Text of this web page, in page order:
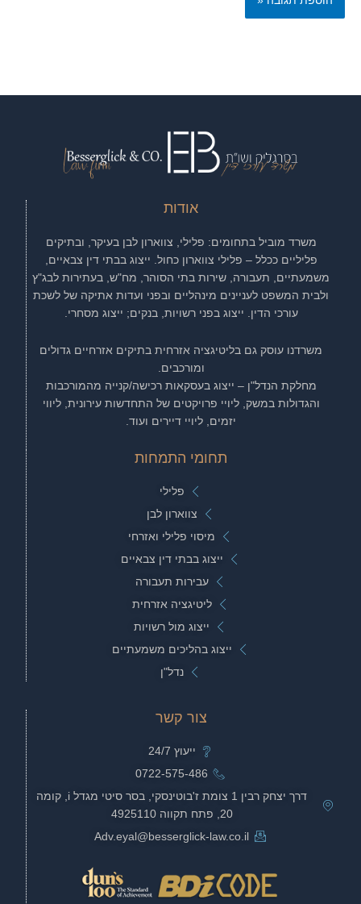
אודות
משרד מוביל בתחומים: פלילי, צווארון לבן בעיקר, ובתיקים
פליליים ככלל – פלילי צווארון כחול. ייצוג בבתי דין צבאיים,
משמעתיים, תעבורה, שירות בתי הסוהר, מח"ש, בעתירות לבג"ץ
ולבית המשפט לעניינים מינהליים ובפני ועדות אתיקה של לשכת
עורכי הדין. ייצוג בפני רשויות, בנקים; ייצוג מסחרי.
משרדנו עוסק גם בליטיגציה אזרחית בתיקים אזרחיים גדולים
ומורכבים.
מחלקת הנדל"ן – ייצוג בעסקאות רכישה/קנייה מהמורכבות
והגדולות במשק, ליויי פרויקטים של התחדשות עירונית, ליווי
יזמים, ליויי דיירים ועוד.
תחומי התמחות
פלילי
צווארון לבן
מיסוי פלילי ואזרחי
ייצוג בבתי דין צבאיים
עבירות תעבורה
ליטיגציה אזרחית
ייצוג מול רשויות
ייצוג בהליכים משמעתיים
נדל"ן
צור קשר
ייעוץ 24/7
0722-575-486
דרך יצחק רבין 1 צומת ז'בוטינסקי, בסר סיטי מגדל i, קומה
20, פתח תקווה 4925110
Adv.eyal@besserglick-law.co.il